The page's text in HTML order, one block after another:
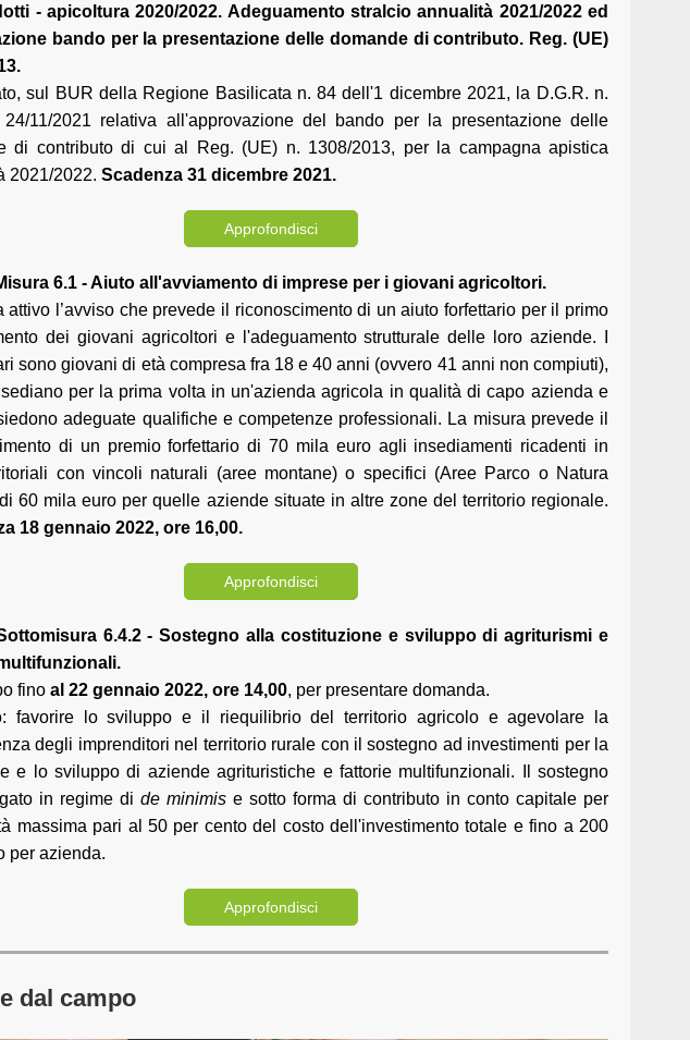
- apicoltura 2020/2022. Adeguamento stralcio annualità 2021/2022 ed
bando per la presentazione delle domande di contributo. Reg. (UE)
sul BUR della Regione Basilicata n. 84 dell'1 dicembre 2021, la D.G.R. n.
11/2021 relativa all'approvazione del bando per la presentazione delle
di contributo di cui al Reg. (UE) n. 1308/2013, per la campagna apistica
2021/2022. Scadenza 31 dicembre 2021.
Approfondisci
6.1 - Aiuto all'avviamento di imprese per i giovani agricoltori.
attivo l’avviso che prevede il riconoscimento di un aiuto forfettario per il primo
dei giovani agricoltori e l'adeguamento strutturale delle loro aziende. I
sono giovani di età compresa fra 18 e 40 anni (ovvero 41 anni non compiuti),
per la prima volta in un'azienda agricola in qualità di capo azienda e
adeguate qualifiche e competenze professionali. La misura prevede il
di un premio forfettario di 70 mila euro agli insediamenti ricadenti in
con vincoli naturali (aree montane) o specifici (Aree Parco o Natura
60 mila euro per quelle aziende situate in altre zone del territorio regionale.
18 gennaio 2022, ore 16,00.
Approfondisci
6.4.2 - Sostegno alla costituzione e sviluppo di agriturismi e
fino al 22 gennaio 2022, ore 14,00, per presentare domanda.
favorire lo sviluppo e il riequilibrio del territorio agricolo e agevolare la
degli imprenditori nel territorio rurale con il sostegno ad investimenti per la
e lo sviluppo di aziende agrituristiche e fattorie multifunzionali. Il sostegno
in regime di de minimis e sotto forma di contributo in conto capitale per
massima pari al 50 per cento del costo dell'investimento totale e fino a 200
per azienda.
Approfondisci
dal campo